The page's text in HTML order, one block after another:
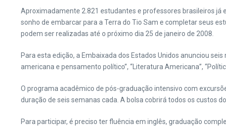
Aproximadamente 2.821 estudantes e professores brasileiros já
sonho de embarcar para a Terra do Tio Sam e completar seus
podem ser realizadas até o próximo dia 25 de janeiro de 2008.
Para esta edição, a Embaixada dos Estados Unidos anunciou
americana e pensamento político”, “Literatura Americana”,
O programa acadêmico de pós-graduação intensivo com
duração de seis semanas cada. A bolsa cobrirá todos os custos
Para participar, é preciso ter fluência em inglês, graduação